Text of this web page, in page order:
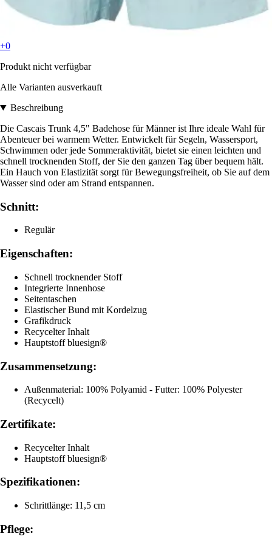
+0
Produkt nicht verfügbar
Alle Varianten ausverkauft
Beschreibung
Die Cascais Trunk 4,5" Badehose für Männer ist Ihre ideale Wahl für
Abenteuer bei warmem Wetter. Entwickelt für Segeln, Wassersport,
Schwimmen oder jede Sommeraktivität, bietet sie einen leichten und
schnell trocknenden Stoff, der Sie den ganzen Tag über bequem hält.
Ein Hauch von Elastizität sorgt für Bewegungsfreiheit, ob Sie auf dem
Wasser sind oder am Strand entspannen.
Schnitt:
Regulär
Eigenschaften:
Schnell trocknender Stoff
Integrierte Innenhose
Seitentaschen
Elastischer Bund mit Kordelzug
Grafikdruck
Recycelter Inhalt
Hauptstoff bluesign®
Zusammensetzung:
Außenmaterial: 100% Polyamid - Futter: 100% Polyester
(Recycelt)
Zertifikate:
Recycelter Inhalt
Hauptstoff bluesign®
Spezifikationen:
Schrittlänge: 11,5 cm
Pflege: